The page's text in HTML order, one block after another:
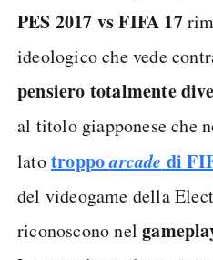
PES 2017 vs FIFA 17
ideologico che vede
pensiero totalmente
al titolo giapponese che
latotroppoarcade di
del videogame della
riconoscono nel